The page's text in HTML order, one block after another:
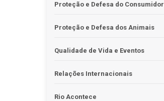
Proteção e Defesa do Consumidor
Proteção e Defesa dos Animais
Qualidade de Vida e Eventos
Relações Internacionais
Rio Acontece